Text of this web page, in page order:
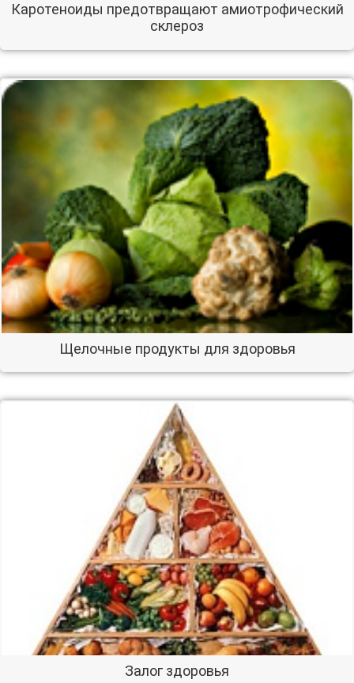
Каротеноиды предотвращают амиотрофический
склероз
Щелочные продукты для здоровья
Залог здоровья